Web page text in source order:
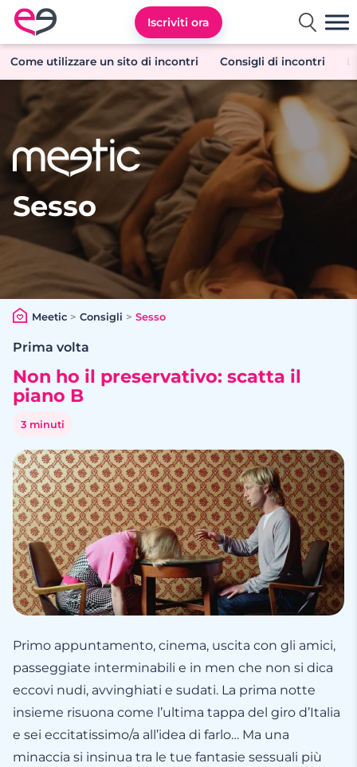
Meetic Italia
Iscriviti ora
Come utilizzare un sito di incontri Consigli di incontri
Sesso
Meetic> Consigli > Sesso
Prima volta
Non ho il preservativo: scatta il
piano B
3 minuti
Primo appuntamento, cinema, uscita con gli amici,
passeggiate interminabili e in men che non si dica
eccovi nudi, avvinghiati e sudati. La prima notte
insieme risuona come l’ultima tappa del giro d’Italia
e sei eccitatissimo/a all’idea di farlo… Ma una
minaccia si insinua tra le tue fantasie sessuali più